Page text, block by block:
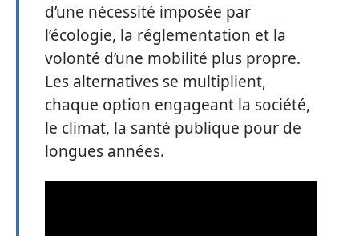
d’une nécessité imposée par
l’écologie, la réglementation et la
volonté d’une mobilité plus propre.
Les alternatives se multiplient,
chaque option engageant la société,
le climat, la santé publique pour de
longues années.